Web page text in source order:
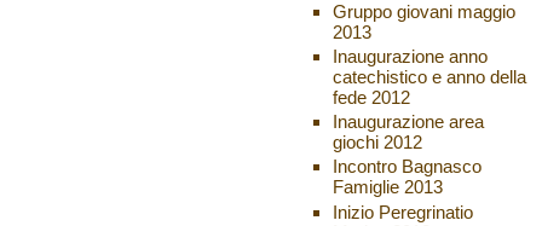
Gruppo giovani maggio
2013
Inaugurazione anno
catechistico e anno della
fede 2012
Inaugurazione area
giochi 2012
Incontro Bagnasco
Famiglie 2013
Inizio Peregrinatio